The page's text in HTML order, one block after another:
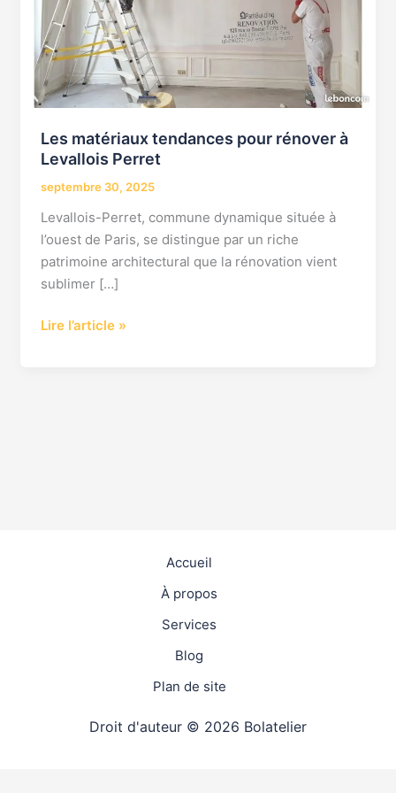
Les matériaux tendances pour rénover à
Levallois Perret
septembre 30, 2025
Levallois-Perret, commune dynamique située à
l’ouest de Paris, se distingue par un riche
patrimoine architectural que la rénovation vient
sublimer […]
Levallois
Perret
Lire l’article »
Accueil
À propos
Services
Blog
Plan de site
Droit d'auteur © 2026 Bolatelier